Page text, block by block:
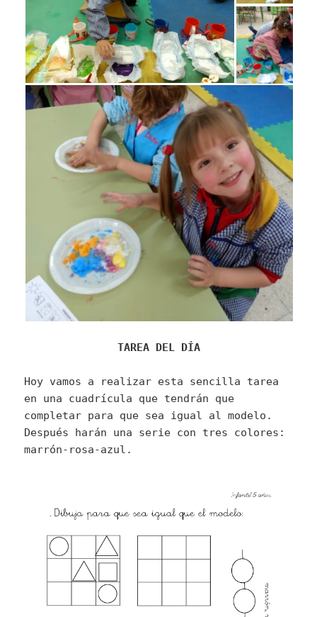
TAREA DEL DÍA
Hoy vamos a realizar esta sencilla tarea
en una cuadrícula que tendrán que
completar para que sea igual al modelo.
Después harán una serie con tres colores:
marrón-rosa-azul.